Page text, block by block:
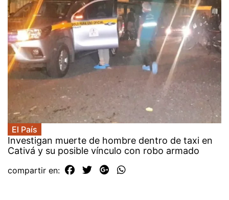
El País
Investigan muerte de hombre dentro de taxi en
Cativá y su posible vínculo con robo armado
compartir en: